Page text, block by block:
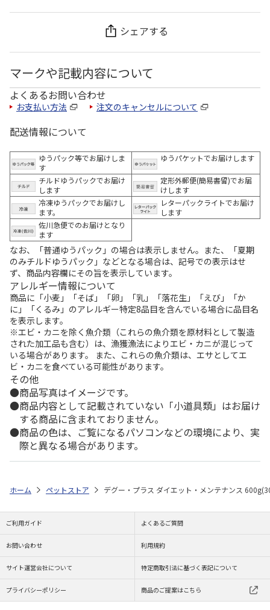
シェアする
マークや記載内容について
よくあるお問い合わせ
お支払い方法 注文のキャンセルについて
配送情報について
ゆうパック等でお届けしま
す
ゆうパケットでお届けします
チルドゆうパックでお届け
します
定形外郵便(簡易書留)でお届
けします
冷凍ゆうパックでお届けし
ます。
レターパックライトでお届け
します
佐川急便でのお届けとなり
ます
なお、「普通ゆうパック」の場合は表示しません。また、「夏期
のみチルドゆうパック」などとなる場合は、記号での表示はせ
ず、商品内容欄にその旨を表示しています。
アレルギー情報について
商品に「小麦」「そば」「卵」「乳」「落花生」「えび」「か
に」「くるみ」のアレルギー特定8品目を含んでいる場合に品目名
を表示します。
※エビ・カニを除く魚介類（これらの魚介類を原材料として製造
された加工品も含む）は、漁獲漁法によりエビ・カニが混じって
いる場合があります。 また、これらの魚介類は、エサとしてエ
ビ・カニを食べている可能性があります。
その他
商品写真はイメージです。
商品内容として記載されていない「小道具類」はお届け
する商品に含まれておりません。
商品の色は、ご覧になるパソコンなどの環境により、実
際と異なる場合があります。
ホーム ペットストア デグー・プラス ダイエット・メンテナンス
ご利用ガイド よくあるご質問
お問い合わせ 利用規約
サイト運営会社について 特定商取引法に基づく表記について
プライバシーポリシー 商品のご提案はこちら